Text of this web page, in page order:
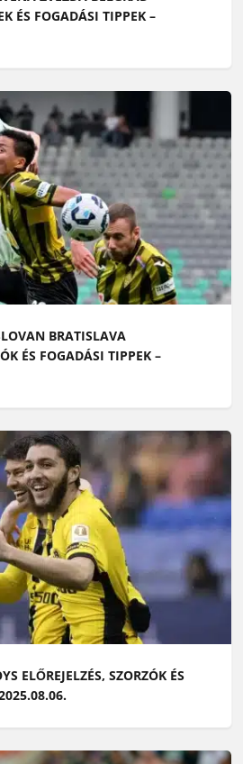
ÉS FOGADÁSI TIPPEK –
BRATISLAVA
ÉS FOGADÁSI TIPPEK –
ELŐREJELZÉS, SZORZÓK ÉS